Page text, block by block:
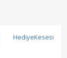
HediyeKesesi